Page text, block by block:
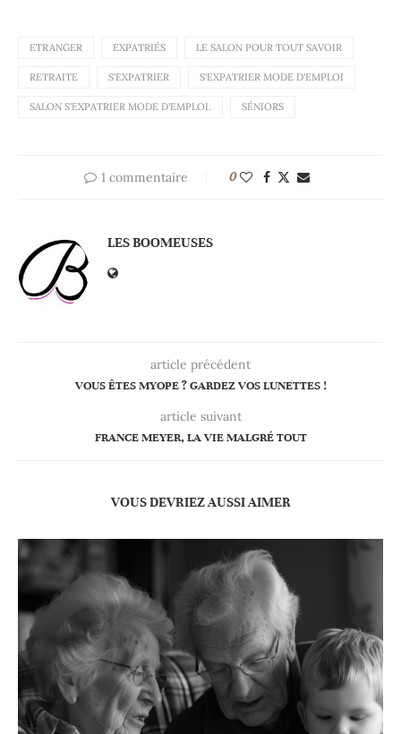
ETRANGER EXPATRIÉS LE SALON POUR TOUT SAVOIR
RETRAITE S'EXPATRIER S'EXPATRIER MODE D'EMPLOI
SALON S'EXPATRIER MODE D'EMPLOI. SÉNIORS
1 commentaire 0
LES BOOMEUSES
article précédent
VOUS ÊTES MYOPE ? GARDEZ VOS LUNETTES !
article suivant
FRANCE MEYER, LA VIE MALGRÉ TOUT
VOUS DEVRIEZ AUSSI AIMER